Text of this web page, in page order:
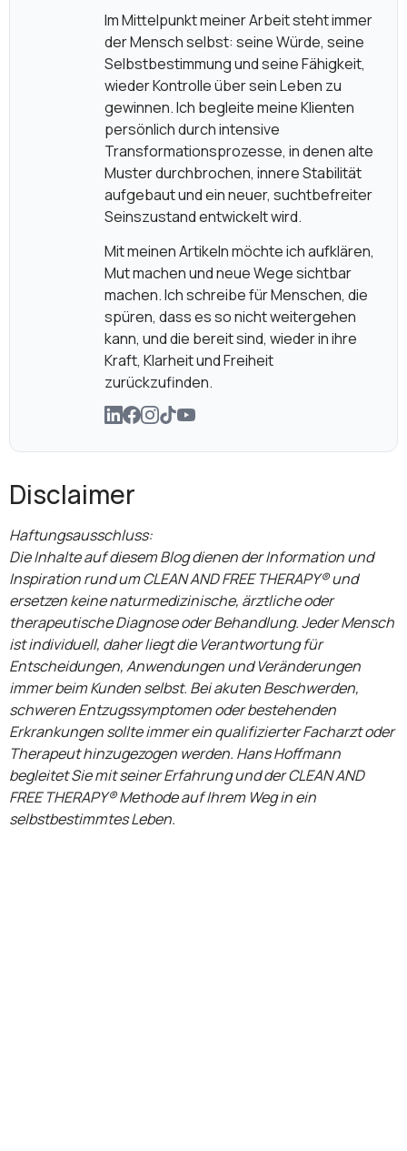
Im Mittelpunkt meiner Arbeit steht immer
der Mensch selbst: seine Würde, seine
Selbstbestimmung und seine Fähigkeit,
wieder Kontrolle über sein Leben zu
gewinnen. Ich begleite meine Klienten
persönlich durch intensive
Transformationsprozesse, in denen alte
Muster durchbrochen, innere Stabilität
aufgebaut und ein neuer, suchtbefreiter
Seinszustand entwickelt wird.
Mit meinen Artikeln möchte ich aufklären,
Mut machen und neue Wege sichtbar
machen. Ich schreibe für Menschen, die
spüren, dass es so nicht weitergehen
kann, und die bereit sind, wieder in ihre
Kraft, Klarheit und Freiheit
zurückzufinden.
Disclaimer
Haftungsausschluss:
Die Inhalte auf diesem Blog dienen der Information und
Inspiration rund um CLEAN AND FREE THERAPY® und
ersetzen keine naturmedizinische, ärztliche oder
therapeutische Diagnose oder Behandlung. Jeder Mensch
ist individuell, daher liegt die Verantwortung für
Entscheidungen, Anwendungen und Veränderungen
immer beim Kunden selbst. Bei akuten Beschwerden,
schweren Entzugssymptomen oder bestehenden
Erkrankungen sollte immer ein qualifizierter Facharzt oder
Therapeut hinzugezogen werden. Hans Hoffmann
begleitet Sie mit seiner Erfahrung und der CLEAN AND
FREE THERAPY® Methode auf Ihrem Weg in ein
selbstbestimmtes Leben.